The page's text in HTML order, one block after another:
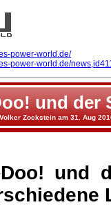
power-world.de/
power-world.de/
und der
Zockstein am 31. Aug
Doo! und